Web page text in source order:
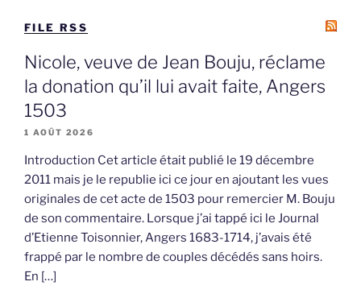
FILE RSS
Nicole, veuve de Jean Bouju, réclame
la donation qu’il lui avait faite, Angers
1503
1 AOÛT 2026
Introduction Cet article était publié le 19 décembre
2011 mais je le republie ici ce jour en ajoutant les vues
originales de cet acte de 1503 pour remercier M. Bouju
de son commentaire. Lorsque j’ai tappé ici le Journal
d’Etienne Toisonnier, Angers 1683-1714, j’avais été
frappé par le nombre de couples décédés sans hoirs.
En […]